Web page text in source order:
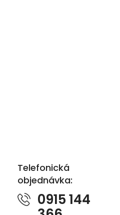
Telefonická
objednávka:
0915 144